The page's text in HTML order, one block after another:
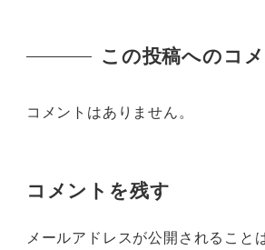
この投稿へのコメ
コメントはありません。
コメントを残す
メールアドレスが公開されること